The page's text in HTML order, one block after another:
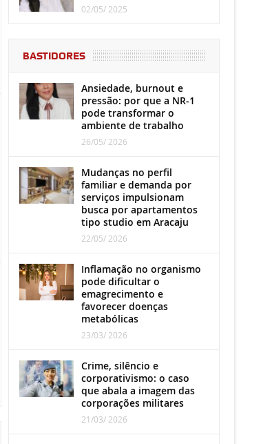
02/05/ 2025
BASTIDORES
Ansiedade, burnout e
pressão: por que a NR-1
pode transformar o
ambiente de trabalho
26/05/ 2026
Mudanças no perfil
familiar e demanda por
serviços impulsionam
busca por apartamentos
tipo studio em Aracaju
22/05/ 2026
Inflamação no organismo
pode dificultar o
emagrecimento e
favorecer doenças
metabólicas
23/03/ 2026
Crime, silêncio e
corporativismo: o caso
que abala a imagem das
corporações militares
21/03/ 2026